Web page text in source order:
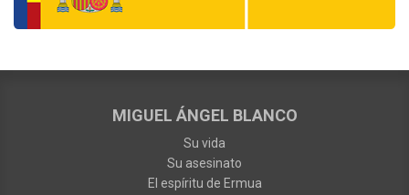
MIGUEL ÁNGEL BLANCO
Su vida
Su asesinato
El espíritu de Ermua